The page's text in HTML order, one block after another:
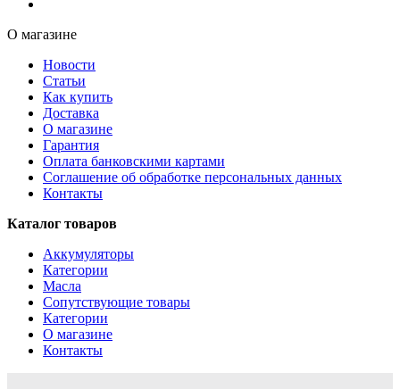
О магазине
Новости
Статьи
Как купить
Доставка
О магазине
Гарантия
Оплата банковскими картами
Соглашение об обработке персональных данных
Контакты
Каталог товаров
Аккумуляторы
Категории
Масла
Сопутствующие товары
Категории
О магазине
Контакты